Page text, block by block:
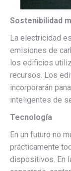
Sostenibilidad
La electricidad
emisiones de
los edificios
recursos. Los
incorporarán
inteligentes de
Tecnología
En un futuro no
prácticamente
dispositivos. En